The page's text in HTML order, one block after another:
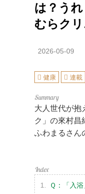
は？う
むらク
2026-05-09
健康 連載
大人世代が抱
ク」の來村昌
ふわまるさん
Ｑ：「入